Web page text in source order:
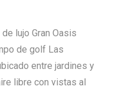
lujo Gran Oasis
de golf Las
entre jardines y
libre con vistas al